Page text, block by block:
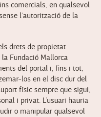
comercials, en qualsevol
l’autorització de la
drets de propietat
Fundació Mallorca
del portal i, fins i tot,
los en el disc dur del
físic sempre que sigui,
i privat. L’usuari hauria
o manipular qualsevol